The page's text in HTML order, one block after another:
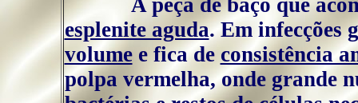
A peça de baço que
esplenite aguda. Em infecções
volumee fica de consistência
polpa vermelha, onde grande